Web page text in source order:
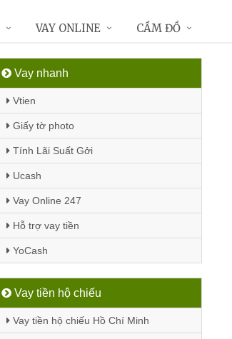
Vay nhanh
Vtien
Giấy tờ photo
Tính Lãi Suất Gởi
Ucash
Vay Online 247
Hỗ trợ vay tiền
YoCash
Vay tiền hộ chiếu
Vay tiền hộ chiếu Hồ Chí Minh
VAY ONLINE CẦM ĐỒ